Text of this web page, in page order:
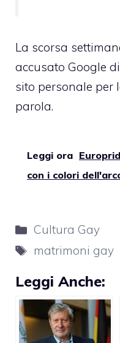
La scorsa
accusato Google
sito personale per
parola.
Leggi ora
con i colori
Categorie
Cultura Gay
Tag
matrimoni gay
Leggi Anche: